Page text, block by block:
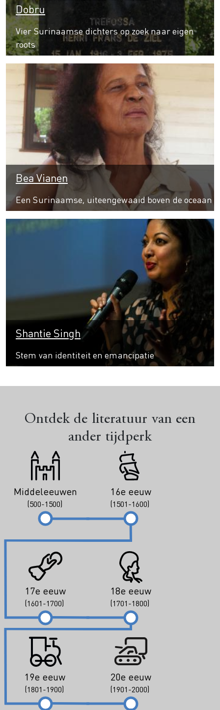
Dobru
Vier Surinaamse dichters op zoek naar eigen
roots
Bea Vianen
Een Surinaamse, uiteengewaaid boven de oceaan
Shantie Singh
Stem van identiteit en emancipatie
Ontdek de literatuur van een
ander tijdperk
Middeleeuwen
(500-1500)
16e eeuw
(1501-1600)
17e eeuw
(1601-1700)
18e eeuw
(1701-1800)
19e eeuw
(1801-1900)
20e eeuw
(1901-2000)